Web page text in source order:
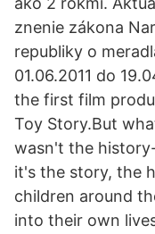
znenie zákona
republiky o
01.06.2011 do
the first film
Toy Story.But
wasn't the
it's the story, the
children around
into their own